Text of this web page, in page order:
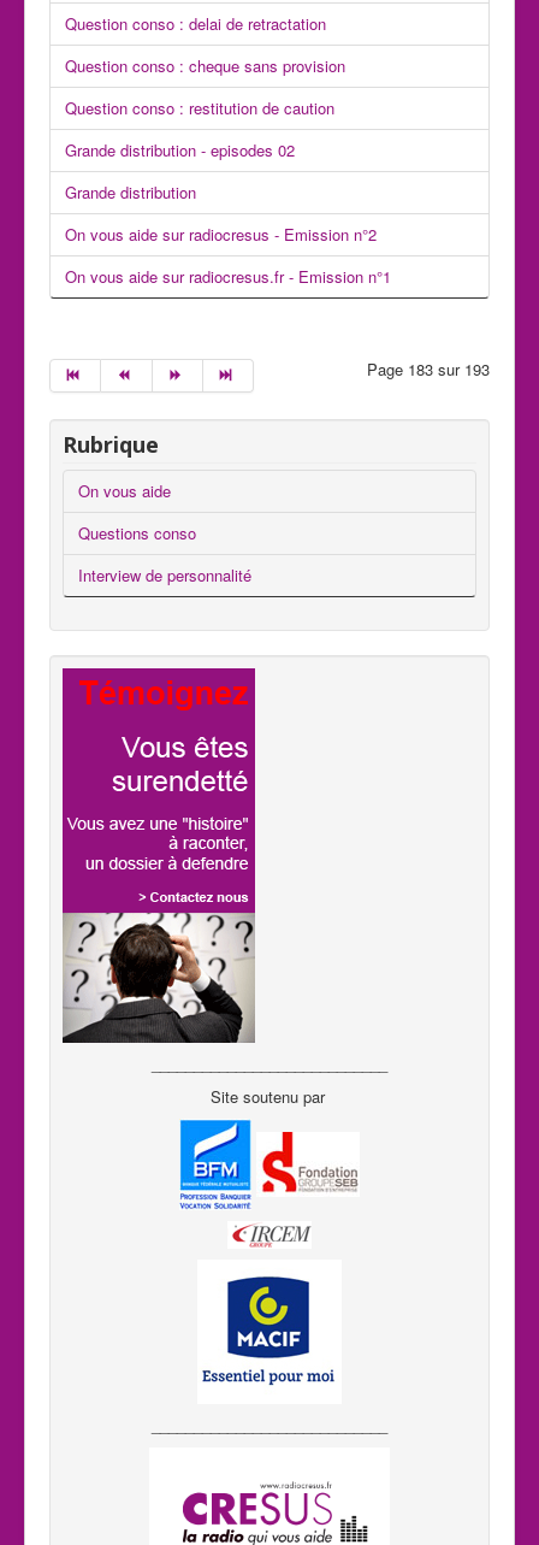
Question conso : delai de retractation
Question conso : cheque sans provision
Question conso : restitution de caution
Grande distribution - episodes 02
Grande distribution
On vous aide sur radiocresus - Emission n°2
On vous aide sur radiocresus.fr - Emission n°1
Page 183 sur 193
Rubrique
On vous aide
Questions conso
Interview de personnalité
Site soutenu par